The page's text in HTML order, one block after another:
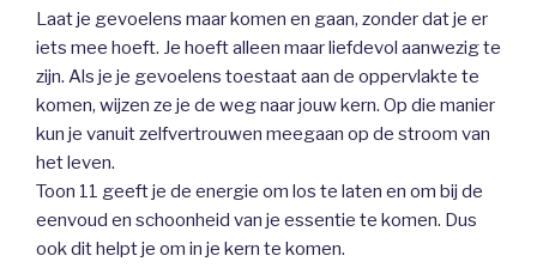
Laat je gevoelens maar komen en gaan, zonder dat je er
iets mee hoeft. Je hoeft alleen maar liefdevol aanwezig te
zijn. Als je je gevoelens toestaat aan de oppervlakte te
komen, wijzen ze je de weg naar jouw kern. Op die manier
kun je vanuit zelfvertrouwen meegaan op de stroom van
het leven.
Toon 11 geeft je de energie om los te laten en om bij de
eenvoud en schoonheid van je essentie te komen. Dus
ook dit helpt je om in je kern te komen.